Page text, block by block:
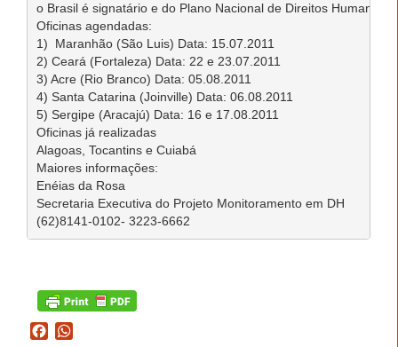
o Brasil é signatário e do Plano Nacional de Direitos
Oficinas agendadas:
1)  Maranhão (São Luis) Data: 15.07.2011
2) Ceará (Fortaleza) Data: 22 e 23.07.2011
3) Acre (Rio Branco) Data: 05.08.2011
4) Santa Catarina (Joinville) Data: 06.08.2011
5) Sergipe (Aracajú) Data: 16 e 17.08.2011
Oficinas já realizadas
Alagoas, Tocantins e Cuiabá
Maiores informações:
Enéias da Rosa
Secretaria Executiva do Projeto Monitoramento em DH
Facebook